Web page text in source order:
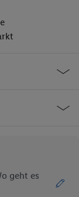
Center.
geht es